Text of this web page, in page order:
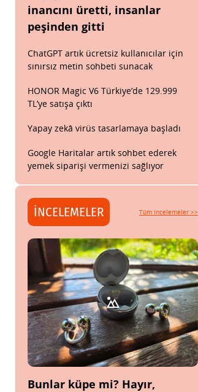
inancını üretti, insanlar
peşinden gitti
ChatGPT artık ücretsiz kullanıcılar için
sınırsız metin sohbeti sunacak
HONOR Magic V6 Türkiye’de 129.999
TL’ye satışa çıktı
Yapay zekâ virüs tasarlamaya başladı
Google Haritalar artık sohbet ederek
yemek siparişi vermenizi sağlıyor
İNCELEMELER Tüm incelemeler >>
Bunlar küpe mi? Hayır,